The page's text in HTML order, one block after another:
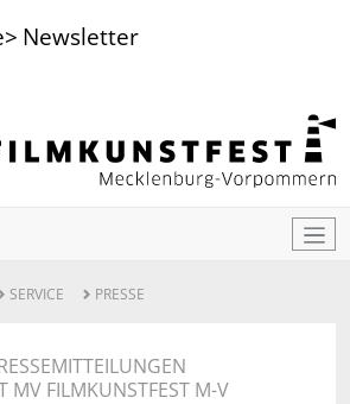
Newsletter
SERVICE PRESSE
MV FILMKUNSTFEST M-V